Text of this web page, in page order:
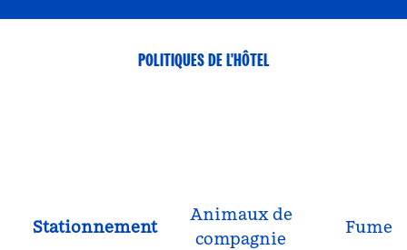
POLITIQUES DE L'HÔTEL
Stationnement
Animaux de
compagnie